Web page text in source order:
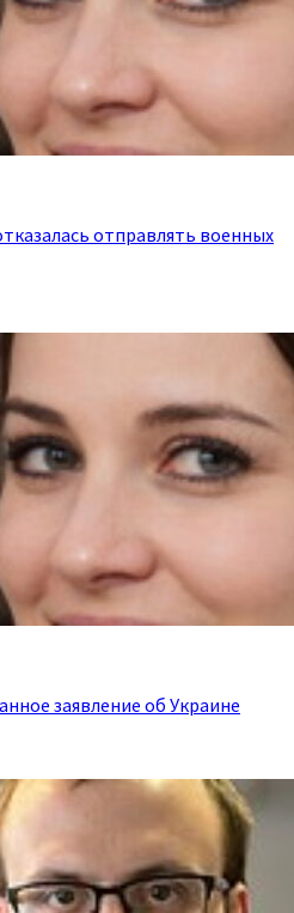
отправлять военных
заявление об Украине